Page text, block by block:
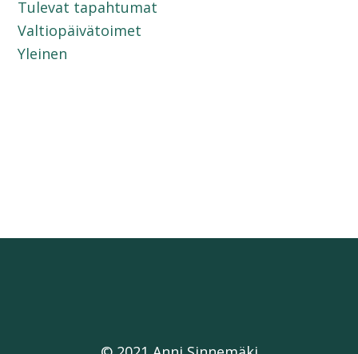
Tulevat tapahtumat
Valtiopäivätoimet
Yleinen